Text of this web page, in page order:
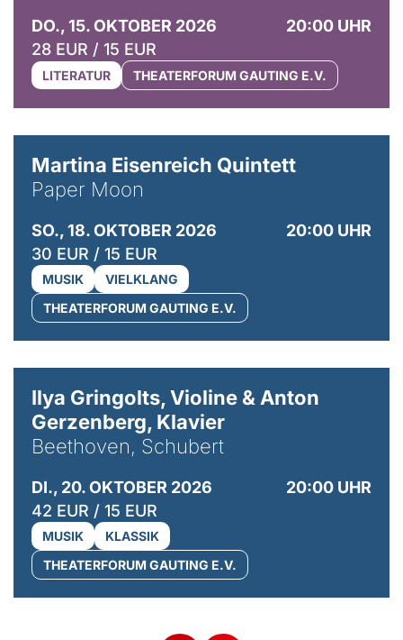
DO., 15. OKTOBER 2026
20:00 UHR
28 EUR / 15 EUR
LITERATUR THEATERFORUM GAUTING E.V.
Martina Eisenreich Quintett
Paper Moon
SO., 18. OKTOBER 2026
20:00 UHR
30 EUR / 15 EUR
MUSIK
VIELKLANG
THEATERFORUM GAUTING E.V.
Ilya Gringolts, Violine & Anton
Gerzenberg, Klavier
Beethoven, Schubert
DI., 20. OKTOBER 2026
20:00 UHR
42 EUR / 15 EUR
MUSIK
KLASSIK
THEATERFORUM GAUTING E.V.